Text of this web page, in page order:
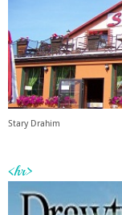
Stary Drahim
<hr>